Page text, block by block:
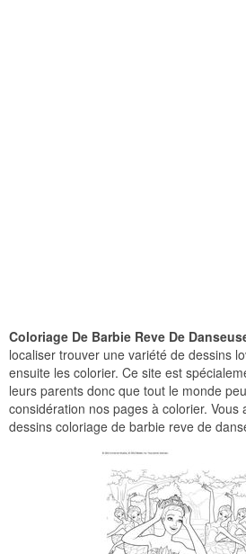
Coloriage De Barbie Reve De
localiser trouver une variété de dessins
ensuite les colorier. Ce site est
leurs parents donc que tout le monde
considération nos pages à colorier. Vous
dessins coloriage de barbie reve de